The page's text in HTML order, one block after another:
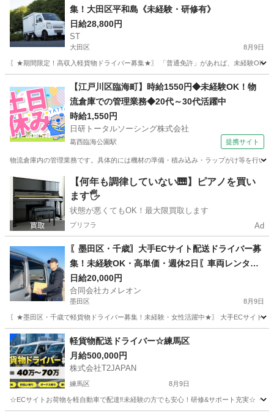
集！大田区平和島《未経験・研修有》
日給28,800円
ST
大田区 8月9日
〖★期間限定！高収入軽貨物ドライバー募集★〗 「普通免許」があれば、未経験OK
ドライバー Amazon
【江戸川区臨海町】時給1550円◆未経験OK！物
流倉庫での管理業務◆20代～30代活躍中
時給1,550円
日研トータルソーシング株式会社
葛西臨海公園駅 提携サイト
物流倉庫内の管理業務です。具体的には機材の準備・積み込み・ラップがけ等を行い
東京 江戸川区 葛西臨海公園駅 ドライバー
【何年も調律していない🎹】ピアノを買い
ます🖐️
状態が悪くてもOK！最大限買取します
プリフラ Ad
〖墨田区・千歳〗大手ECサイト配送ドライバー募
集！未経験OK・高単価・週休2日〖車両レンタ
ル・直行直
日給20,000円
合同会社カメレオン
墨田区 8月9日
〖★墨田区・千歳で軽貨物ドライバー募集！未経験・女性活躍中★〗 大手ECサイト
東京 墨田区 ドライバー 積み込み
軽貨物配送ドライバー☆練馬区
月給500,000円
株式会社T2JAPAN
練馬区 8月9日
☆ECサイトお荷物を軽自動車で配達‼︎未経験の方でも安心！研修&サポート充実☆ ＾